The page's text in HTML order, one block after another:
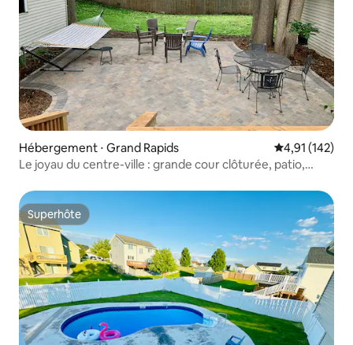
Hébergement ⋅ Grand Rapids Évaluation
4,91 (142)
Le joyau du centre-ville : grande cour clôturée, patio,
Superhôte
Superhôte